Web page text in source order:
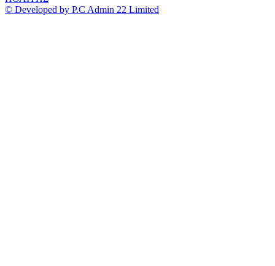
© Developed by P.C Admin 22 Limited